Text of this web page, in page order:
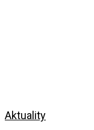
Aktuality